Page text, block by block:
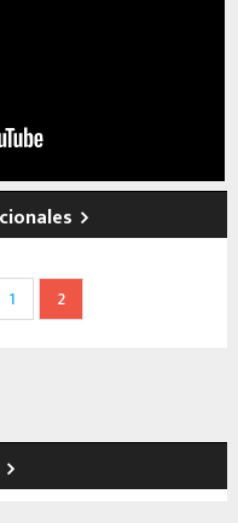
Página
1
Página
actual
2